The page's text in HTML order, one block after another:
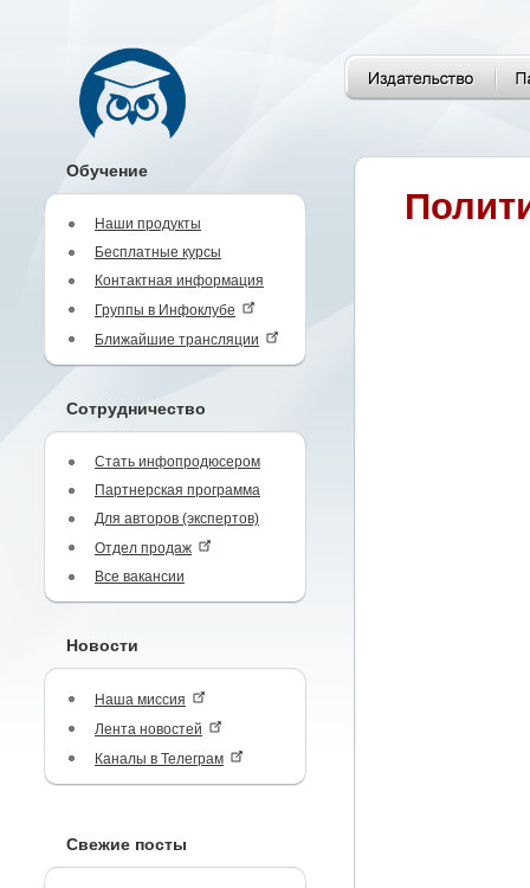
Обучение
Наши продукты
Бесплатные курсы
Контактная информация
Группы в Инфоклубе
Ближайшие трансляции
Сотрудничество
Стать инфопродюсером
Партнерская программа
Для авторов (экспертов)
Отдел продаж
Все вакансии
Новости
Наша миссия
Лента новостей
Каналы в Телеграм
Свежие посты